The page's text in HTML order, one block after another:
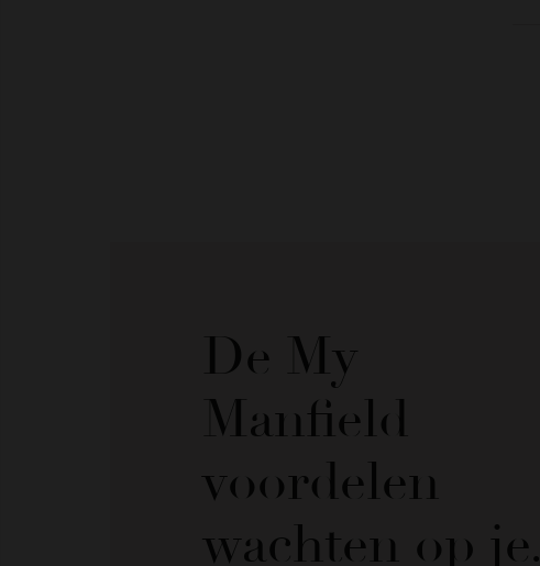
De My
Manfield
voordelen
wachten op je.